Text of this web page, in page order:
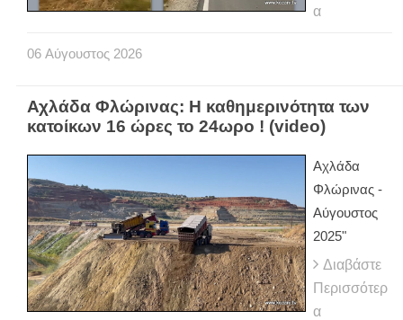
α
06 Αύγουστος 2026
Αχλάδα Φλώρινας: Η καθημερινότητα των
κατοίκων 16 ώρες το 24ωρο ! (video)
Αχλάδα
Φλώρινας -
Αύγουστος
2025"
Διαβάστε
Περισσότερ
α